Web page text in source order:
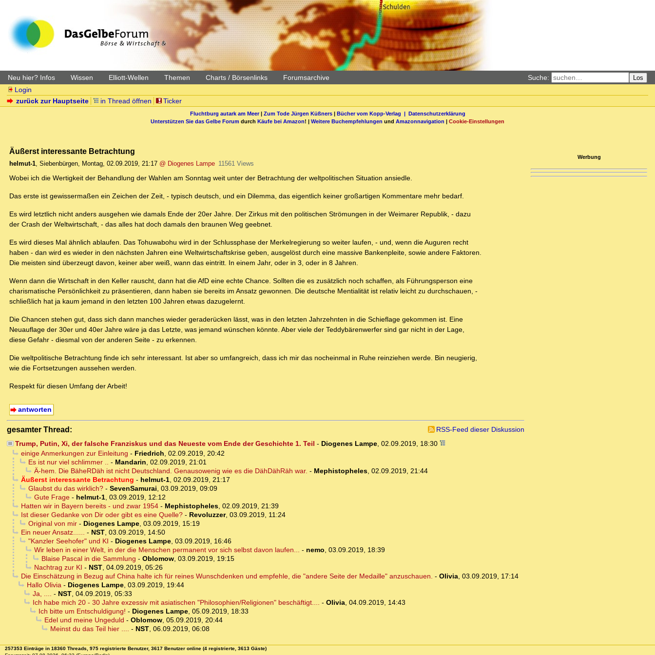
Neu hier? Infos Wissen Elliott-Wellen Themen Charts / Börsenlinks Forumsarchive Suche: Los
Login
zurück zur Hauptseite
in Thread öffnen Ticker
Fluchtburg autark am Meer| Zum Tode Jürgen Küßners| Bücher vom Kopp-Verlag | Datenschutzerklärung
Unterstützen Sie das Gelbe Forum durch Käufe bei Amazon! | Weitere Buchempfehlungen und Amazonnavigation | Cookie-Einstellungen
Äußerst interessante Betrachtung
helmut-1, Siebenbürgen, Montag, 02.09.2019, 21:17 @ Diogenes Lampe 11561 Views
Wobei ich die Wertigkeit der Behandlung der Wahlen am Sonntag weit unter der Betrachtung der weltpolitischen Situation ansiedle.
Das erste ist gewissermaßen ein Zeichen der Zeit, - typisch deutsch, und ein Dilemma, das eigentlich keiner großartigen Kommentare mehr bedarf.
Es wird letztlich nicht anders ausgehen wie damals Ende der 20er Jahre. Der Zirkus mit den politischen Strömungen in der Weimarer Republik, - dazu
der Crash der Weltwirtschaft, - das alles hat doch damals den braunen Weg geebnet.
Es wird dieses Mal ähnlich ablaufen. Das Tohuwabohu wird in der Schlussphase der Merkelregierung so weiter laufen, - und, wenn die Auguren recht
haben - dan wird es wieder in den nächsten Jahren eine Weltwirtschaftskrise geben, ausgelöst durch eine massive Bankenpleite, sowie andere Faktoren.
Die meisten sind überzeugt davon, keiner aber weiß, wann das eintritt. In einem Jahr, oder in 3, oder in 8 Jahren.
Wenn dann die Wirtschaft in den Keller rauscht, dann hat die AfD eine echte Chance. Sollten die es zusätzlich noch schaffen, als Führungsperson eine
charismatische Persönlichkeit zu präsentieren, dann haben sie bereits im Ansatz gewonnen. Die deutsche Mentialität ist relativ leicht zu durchschauen, -
schließlich hat ja kaum jemand in den letzten 100 Jahren etwas dazugelernt.
Die Chancen stehen gut, dass sich dann manches wieder geraderücken lässt, was in den letzten Jahrzehnten in die Schieflage gekommen ist. Eine
Neuauflage der 30er und 40er Jahre wäre ja das Letzte, was jemand wünschen könnte. Aber viele der Teddybärenwerfer sind gar nicht in der Lage,
diese Gefahr - diesmal von der anderen Seite - zu erkennen.
Die weltpolitische Betrachtung finde ich sehr interessant. Ist aber so umfangreich, dass ich mir das nocheinmal in Ruhe reinziehen werde. Bin neugierig,
wie die Fortsetzungen aussehen werden.
Respekt für diesen Umfang der Arbeit!
antworten
gesamter Thread:
RSS-Feed dieser Diskussion
Trump, Putin, Xi, der falsche Franziskus und das Neueste vom Ende der Geschichte 1. Teil - Diogenes Lampe, 02.09.2019, 18:30
einige Anmerkungen zur Einleitung - Friedrich, 02.09.2019, 20:42
Es ist nur viel schlimmer .. - Mandarin, 02.09.2019, 21:01
Ä-hem. Die BäheRDäh ist nicht Deutschland. Genausowenig wie es die DähDähRäh war. - Mephistopheles, 02.09.2019, 21:44
Äußerst interessante Betrachtung - helmut-1, 02.09.2019, 21:17
Glaubst du das wirklich?- SevenSamurai, 03.09.2019, 09:09
Gute Frage- helmut-1, 03.09.2019, 12:12
Hatten wir in Bayern bereits - und zwar 1954- Mephistopheles, 02.09.2019, 21:39
Ist dieser Gedanke von Dir oder gibt es eine Quelle?- Revoluzzer, 03.09.2019, 11:24
Original von mir- Diogenes Lampe, 03.09.2019, 15:19
Ein neuer Ansatz...... - NST, 03.09.2019, 14:50
"Kanzler Seehofer" und KI - Diogenes Lampe, 03.09.2019, 16:46
Wir leben in einer Welt, in der die Menschen permanent vor sich selbst davon laufen... - nemo, 03.09.2019, 18:39
Blaise Pascal in die Sammlung - Oblomow, 03.09.2019, 19:15
Nachtrag zur KI - NST, 04.09.2019, 05:26
Die Einschätzung in Bezug auf China halte ich für reines Wunschdenken und empfehle, die "andere Seite der Medaille" anzuschauen. - Olivia, 03.09.2019, 17:14
Hallo Olivia- Diogenes Lampe, 03.09.2019, 19:44
Ja, .... - NST, 04.09.2019, 05:33
Ich habe mich 20 - 30 Jahre exzessiv mit asiatischen "Philosophien/Religionen" beschäftigt.... - Olivia, 04.09.2019, 14:43
Ich bitte um Entschuldigung! - Diogenes Lampe, 05.09.2019, 18:33
Edel und meine Ungeduld - Oblomow, 05.09.2019, 20:44
Meinst du das Teil hier .... - NST, 06.09.2019, 06:08
Werbung
257353 Einträge in 18360 Threads, 975 registrierte Benutzer, 3617 Benutzer online (4 registrierte, 3613 Gäste)